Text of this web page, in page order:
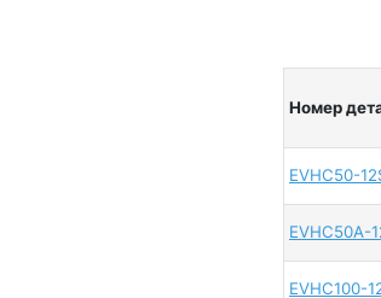
Номер
EVHC50-
EVHC50A-
EVHC100-